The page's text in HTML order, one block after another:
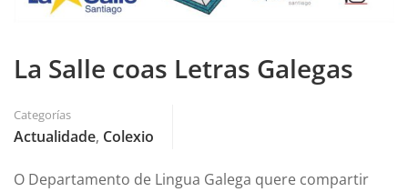
La Salle coas Letras Galegas
Categorías
Actualidade, Colexio
O Departamento de Lingua Galega quere compartir